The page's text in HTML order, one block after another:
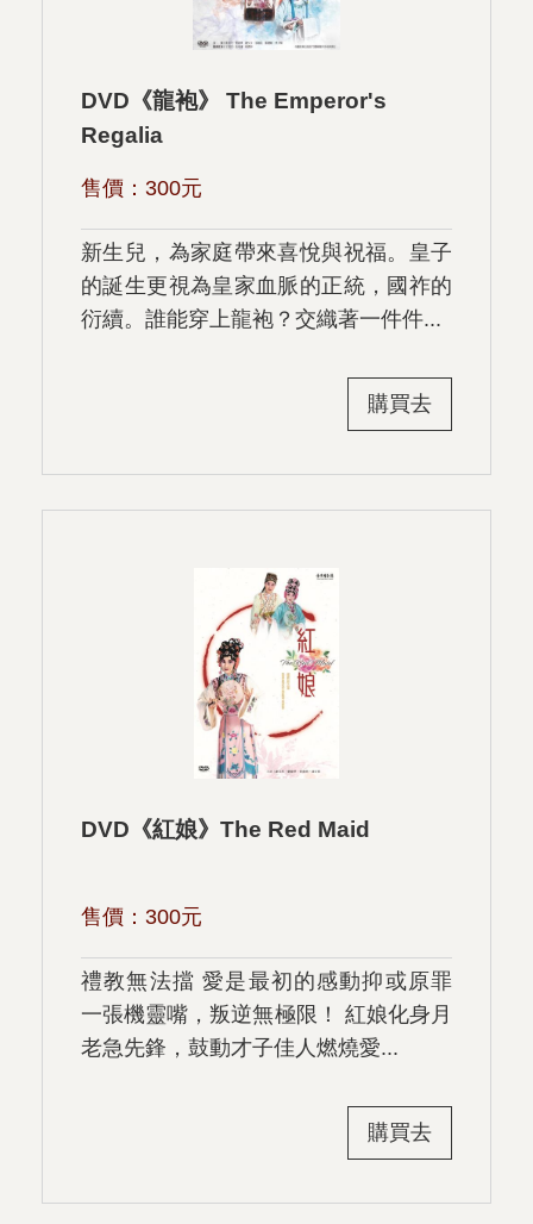
DVD《龍袍》 The Emperor's
Regalia
售價： 300元
新生兒，為家庭帶來喜悅與祝福。皇子
的誕生更視為皇家血脈的正統，國祚的
衍續。誰能穿上龍袍？交織著一件件...
購買去
DVD《紅娘》The Red Maid
售價： 300元
禮教無法擋 愛是最初的感動抑或原罪
一張機靈嘴，叛逆無極限！ 紅娘化身月
老急先鋒，鼓動才子佳人燃燒愛...
購買去